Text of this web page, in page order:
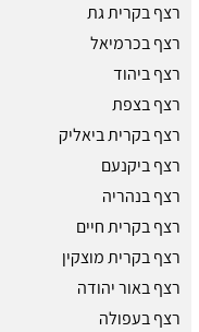
רצף בקרית גת
רצף בכרמיאל
רצף ביהוד
רצף בצפת
רצף בקרית ביאליק
רצף ביקנעם
רצף בנהריה
רצף בקרית חיים
רצף בקרית מוצקין
רצף באור יהודה
רצף בעפולה